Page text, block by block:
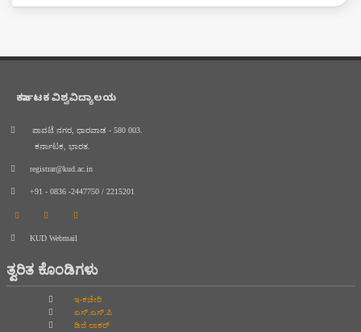
ಕರ್ನಾಟಕ ವಿಶ್ವವಿದ್ಯಾಲಯ
ಪಾವಟೆ ನಗರ, ಧಾರವಾಡ - 580 003.
ಕರ್ನಾಟಕ, ಭಾರತ.
registrar@kud.ac.in
+91 - 0836 -2447750 / 2215201
KUD Webmail
ತ್ವರಿತ ಕೊಂಡಿಗಳು
ಇ-ಕಚೇರಿ
ಎಸ್.ಎಸ್.ಪಿ
ಡಿಜಿ ಲಾಕರ್